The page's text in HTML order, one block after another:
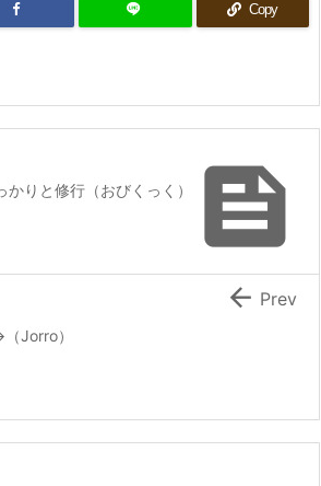
Copy

かりと修行（おびくっく）
Jorro）
 Prev